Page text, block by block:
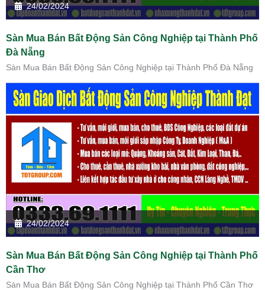
24/02/2024
Sàn Mua Bán Bất Động Sản Công Nghiệp tại Thành Phố
Đà Nẵng
Sàn Mua Bán Bất Động Sản Công Nghiệp tại Thành Phố Đà Nẵng
24/02/2024
Sàn Mua Bán Bất Động Sản Công Nghiệp tại Thành Phố
Cần Thơ
Sàn Mua Bán Bất Động Sản Công Nghiệp tại Thành Phố Cần Thơ